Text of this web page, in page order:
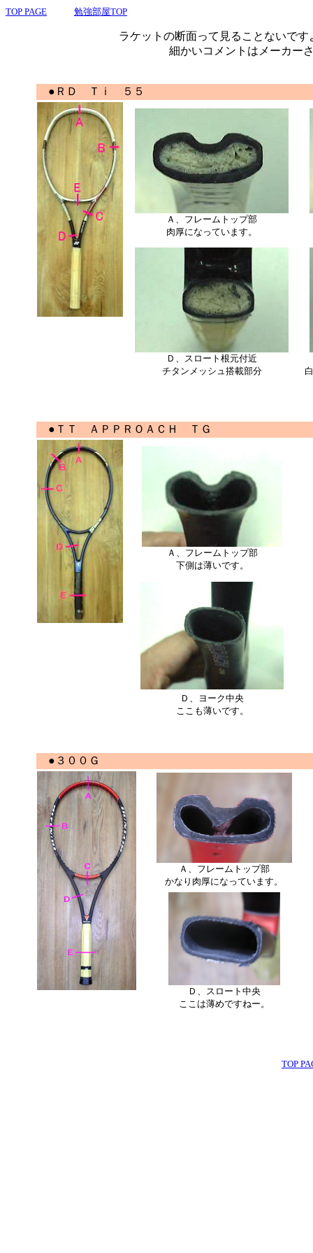
TOP PAGE 勉強部屋TOP
ラケットの断面って見ることないで
細かいコメントはメーカー
●ＲＤ Ｔｉ ５５
Ａ、フレームトップ部
肉厚になっています。
Ｄ、スロート根元付近
チタンメッシュ搭載部分
●ＴＴ ＡＰＰＲＯＡＣＨ ＴＧ
Ａ、フレームトップ部
下側は薄いです。
Ｄ、ヨーク中央
ここも薄いです。
●３００Ｇ
Ａ、フレームトップ部
かなり肉厚になっています。
Ｄ、スロート中央
ここは薄めですねー。
TOP